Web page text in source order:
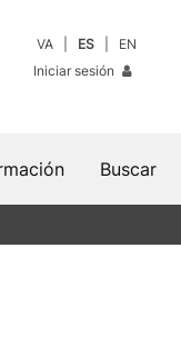
VA ES
EN
Iniciar sesión
Buscar